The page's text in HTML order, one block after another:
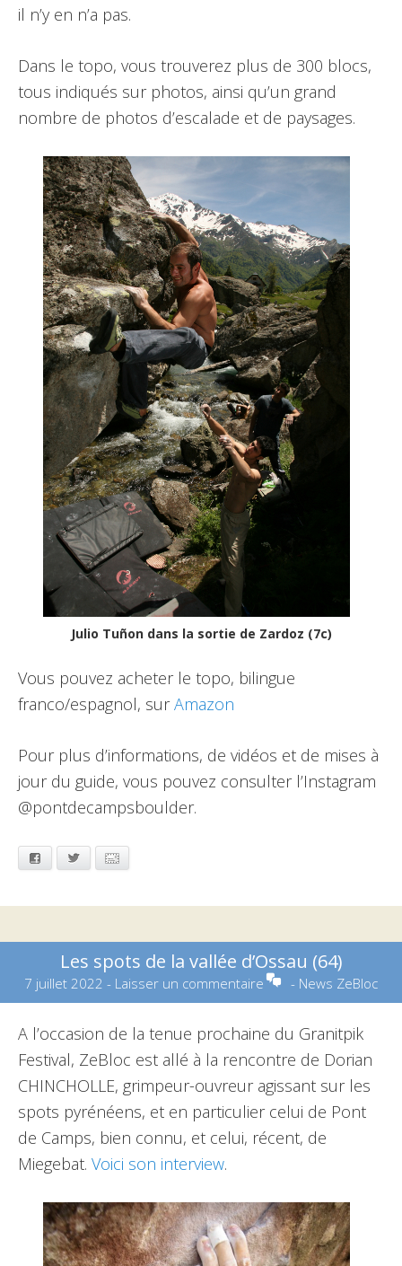
il n’y en n’a pas.
Dans le topo, vous trouverez plus de 300 blocs,
tous indiqués sur photos, ainsi qu’un grand
nombre de photos d’escalade et de paysages.
Julio Tuñon dans la sortie de Zardoz (7c)
Vous pouvez acheter le topo, bilingue
franco/espagnol, surAmazon
Pour plus d’informations, de vidéos et de mises à
jour du guide, vous pouvez consulter l’Instagram
@pontdecampsboulder.
Facebook Twitter
Les spots de la vallée d’Ossau (64)
7 juillet 2022 - Laisser un commentaire - News ZeBloc
A l’occasion de la tenue prochaine du Granitpik
Festival, ZeBloc est allé à la rencontre de Dorian
CHINCHOLLE, grimpeur-ouvreur agissant sur les
spots pyrénéens, et en particulier celui de Pont
de Camps, bien connu, et celui, récent, de
Miegebat. Voici son interview.